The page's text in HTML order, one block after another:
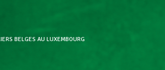
BELGES AU LUXEMBOURG